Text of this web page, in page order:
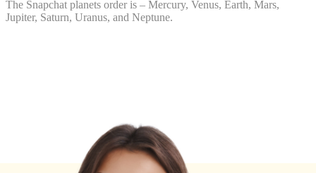
The Snapchat planets order is – Mercury, Venus, Earth, Mars,
Jupiter, Saturn, Uranus, and Neptune.